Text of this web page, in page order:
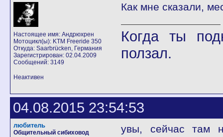
Настоящее имя: Андрюхрен
Мотоцикл(ы): KTM Freeride 350
Откуда: Saarbrücken, Германия
Зарегистрирован: 02.04.2009
Сообщений: 3149
Как мне сказали,
Когда ты
ползал.
Неактивен
04.08.2015 23:54:53
любитель
Общительный сибиховод
увы, сейчас там